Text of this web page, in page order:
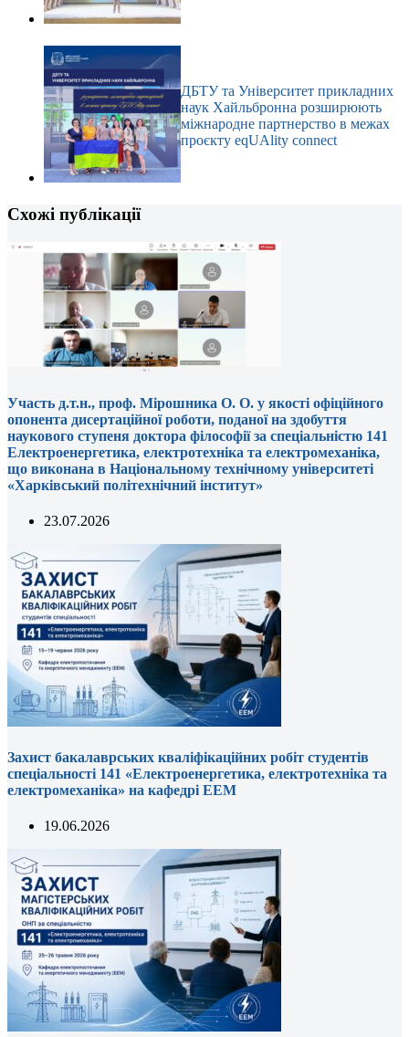
ДБТУ та Університет прикладних
наук Хайльбронна розширюють
міжнародне партнерство в межах
проєкту eqUAlity connect
Схожі публікації
Участь д.т.н., проф. Мірошника О. О. у якості офіційного
опонента дисертаційної роботи, поданої на здобуття
наукового ступеня доктора філософії за спеціальністю 141
Електроенергетика, електротехніка та електромеханіка,
що виконана в Національному технічному університеті
«Харківський політехнічний інститут»
23.07.2026
Захист бакалаврських кваліфікаційних робіт студентів
спеціальності 141 «Електроенергетика, електротехніка та
електромеханіка» на кафедрі ЕЕМ
19.06.2026